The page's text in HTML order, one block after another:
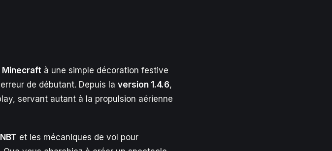
Minecraft à une simple décoration festive
de débutant. Depuis la version 1.4.6,
servant autant à la propulsion aérienne
et les mécaniques de vol pour